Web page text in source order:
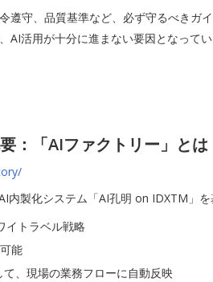
遵守、品質基準など、必ず守るべきガ
AI活用が十分に進まない要因となってい
：「AIファクトリー」とは
内製化システム「AI孔明 on IDXTM」
イトラベル戦略
能
、現場の業務フローに自動反映